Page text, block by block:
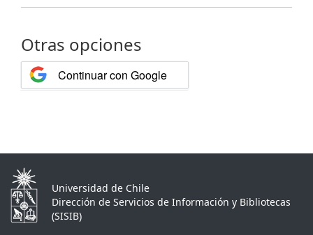
Otras opciones
Continuar con Google
Universidad de Chile
Dirección de Servicios de Información y Bibliotecas
(SISIB)